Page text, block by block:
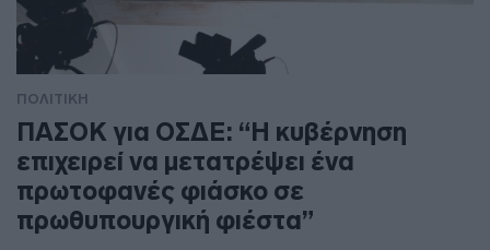
ΠΟΛΙΤΙΚΗ
ΠΑΣΟΚ για ΟΣΔΕ: “Η κυβέρνηση
επιχειρεί να μετατρέψει ένα
πρωτοφανές φιάσκο σε
πρωθυπουργική φιέστα”